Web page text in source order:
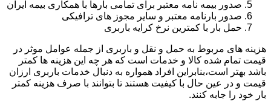
صدور بیمه نامه معتبر برای تمامی بارها با همکاری بیمه ایران
صدور بارنامه معتبر و سایر مجوز های ترافیکی
حمل بار با کمترین نرخ کرایه باربری
هزینه های مربوط به حمل و نقل و باربری از جمله عوامل موثر در
قیمت تمام شده کالا و خدمات است که هر چه این هزینه ها کمتر
باشد بهتر است،بنابراین افراد همواره به دنبال خدمات باربری ارزان
قیمت و در عین حال با کیفیت هستند تا بتوانند با صرف هزینه کمتر
بار خود را جابه کنند.